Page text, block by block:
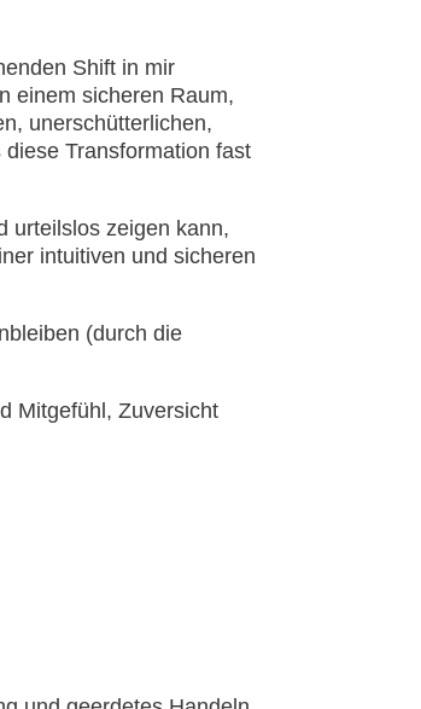
Shift in mir
einem sicheren Raum,
unerschütterlichen,
Transformation fast
urteilslos zeigen kann,
intuitiven und sicheren
(durch die
Mitgefühl, Zuversicht